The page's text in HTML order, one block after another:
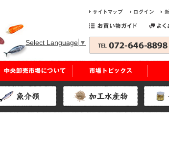
Select Language ▼